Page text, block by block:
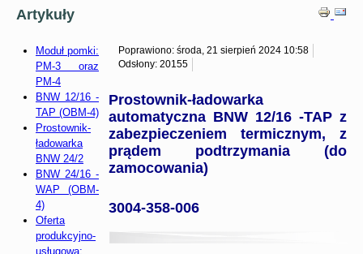
Artykuły
Moduł pomki:
PM-3 oraz
PM-4
BNW 12/16 -
TAP (OBM-4)
Prostownik-
ładowarka
BNW 24/2
BNW 24/16 -
WAP (OBM-
4)
Oferta
produkcyjno-
usługowa:
Poprawiono: środa, 21 sierpień 2024 10:58
Odsłony: 20155
Prostownik-ładowarka
automatyczna BNW 12/16 -TAP z
zabezpieczeniem termicznym, z
prądem podtrzymania (do
zamocowania)
3004-358-006